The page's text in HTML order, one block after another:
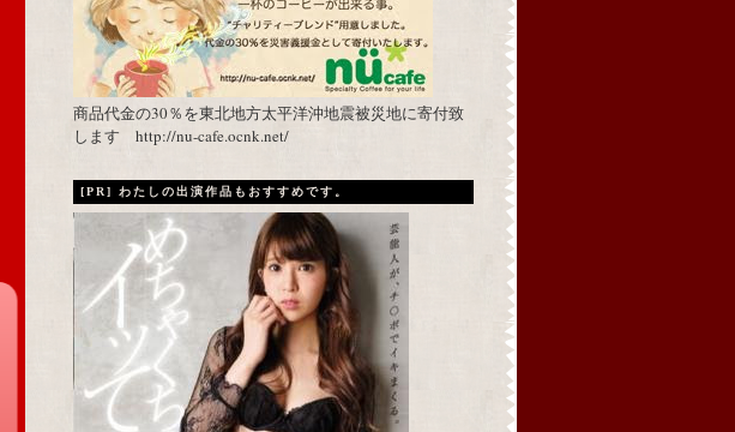
商品代金の30％を東北地方太平洋沖地震被災地に寄付致
します http://nu-cafe.ocnk.net/
[PR] わたしの出演作品もおすすめです。